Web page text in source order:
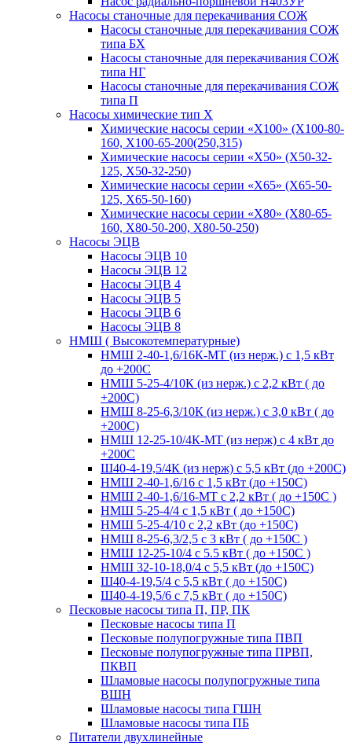
Насосы станочные для перекачивания СОЖ
Насосы станочные для перекачивания СОЖ
типа БХ
Насосы станочные для перекачивания СОЖ
типа НГ
Насосы станочные для перекачивания СОЖ
типа П
Насосы химические тип Х
Химические насосы серии «Х100» (Х100-80-
160, Х100-65-200(250,315)
Химические насосы серии «Х50» (Х50-32-
125, Х50-32-250)
Химические насосы серии «Х65» (Х65-50-
125, Х65-50-160)
Химические насосы серии «Х80» (Х80-65-
160, Х80-50-200, Х80-50-250)
Насосы ЭЦВ
Насосы ЭЦВ 10
Насосы ЭЦВ 12
Насосы ЭЦВ 4
Насосы ЭЦВ 5
Насосы ЭЦВ 6
Насосы ЭЦВ 8
НМШ ( Высокотемпературные)
НМШ 2-40-1,6/16К-МТ (из нерж.) с 1,5 кВт
до +200С
НМШ 5-25-4/10К (из нерж.) с 2,2 кВт ( до
+200С)
НМШ 8-25-6,3/10К (из нерж.) с 3,0 кВт ( до
+200С)
НМШ 12-25-10/4К-МТ (из нерж) с 4 кВт до
+200С
Ш40-4-19,5/4К (из нерж) с 5,5 кВт (до +200С)
НМШ 2-40-1,6/16 с 1,5 кВт (до +150С)
НМШ 2-40-1,6/16-МТ с 2,2 кВт ( до +150С )
НМШ 5-25-4/4 с 1,5 кВт ( до +150С)
НМШ 5-25-4/10 с 2,2 кВт (до +150С)
НМШ 8-25-6,3/2,5 с 3 кВт ( до +150С )
НМШ 12-25-10/4 с 5.5 кВт ( до +150С )
НМШ 32-10-18,0/4 с 5,5 кВт (до +150С)
Ш40-4-19,5/4 с 5,5 кВт ( до +150С)
Ш40-4-19,5/6 с 7,5 кВт ( до +150С)
Песковые насосы типа П, ПР, ПК
Песковые насосы типа П
Песковые полупогружные типа ПВП
Песковые полупогружные типа ПРВП,
ПКВП
Шламовые насосы полупогружные типа
ВШН
Шламовые насосы типа ГШН
Шламовые насосы типа ПБ
Питатели двухлинейные